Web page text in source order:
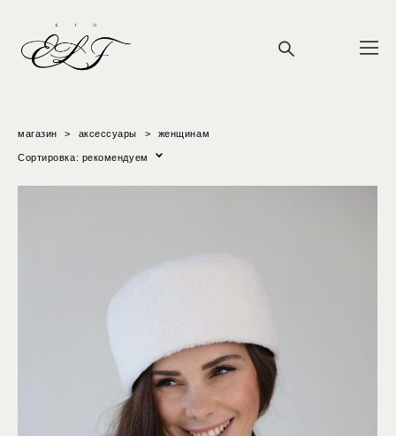
магазин > аксессуары > женщинам
Сортировка: рекомендуем